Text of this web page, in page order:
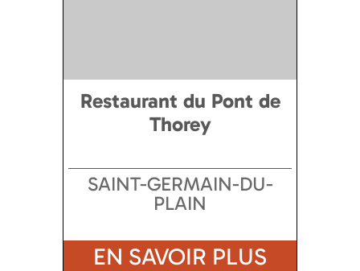
Restaurant du Pont de
Thorey
SAINT-GERMAIN-DU-
PLAIN
EN SAVOIR PLUS